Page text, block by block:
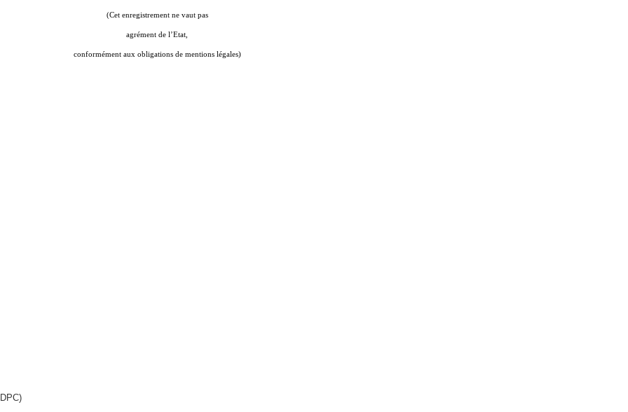
(Cet enregistrement ne vaut pas
agrément de l’Etat,
conformément aux obligations de mentions légales)